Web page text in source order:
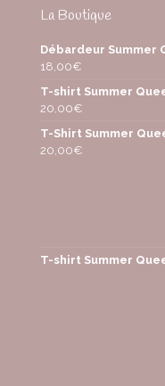
La Boutique
Débardeur Summer
18,00€
T-shirt Summer
20,00€
T-Shirt Summer
20,00€
T-shirt Summer